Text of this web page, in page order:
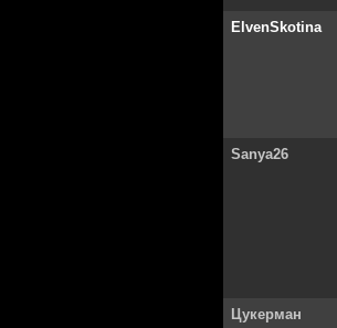
ElvenSkotina
Sanya26
Цукерман